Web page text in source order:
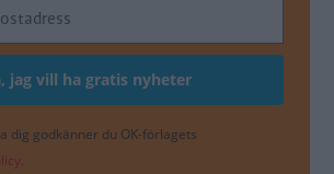
dig godkänner du OK-förlagets